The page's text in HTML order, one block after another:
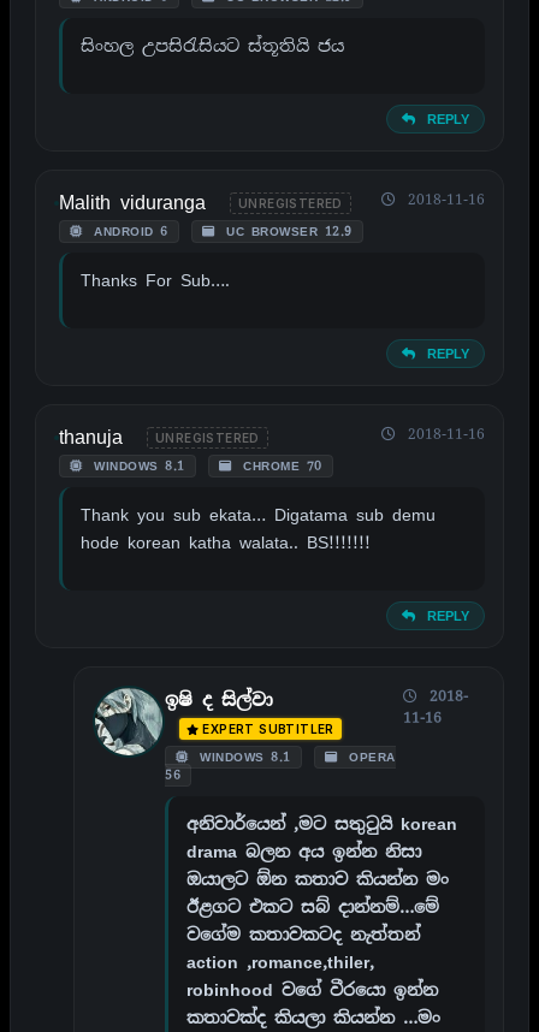
සිංහල උපසිරැසියට ස්තූතියි ජය
REPLY
Malith viduranga UNREGISTERED
ANDROID 6 UC BROWSER 12.9
2018-11-16
Thanks For Sub….
REPLY
thanuja UNREGISTERED
WINDOWS 8.1 CHROME 70
2018-11-16
Thank you sub ekata… Digatama sub demu
hode korean katha walata.. BS!!!!!!!
REPLY
ඉෂි ද සිල්වා
EXPERT SUBTITLER
WINDOWS 8.1
OPERA
56
2018-
11-16
අනිවාර්යෙන් ,මට සතුටුයි korean
drama බලන අය ඉන්න නිසා
ඔයාලට ඕන කතාව කියන්න මං
ඊළගට එකට සබ් දාන්නම්…මේ
වගේම කතාවකටද නැත්තන්
action ,romance,thiler,
robinhood වගේ වීරයො ඉන්න
කතාවක්ද කියලා කියන්න …මං